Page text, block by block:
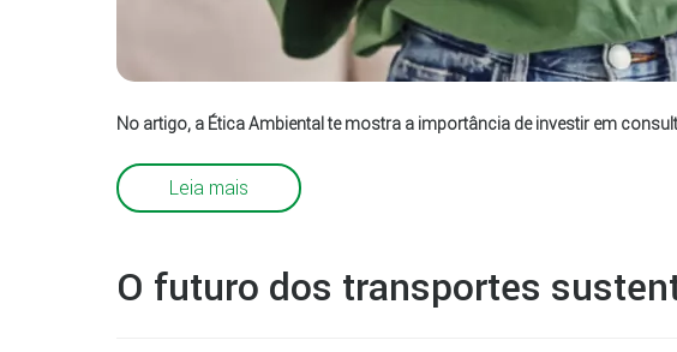
No artigo, a Ética Ambiental te mostra a importância de investir em
Leia mais
O futuro dos transportes